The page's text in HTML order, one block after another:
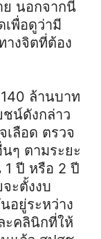
ย นอกจากนี้
เพื่อดูว่ามี
งจิตที่ต้อง
ล้านบาท
น์ดังกล่าว
ลือด ตรวจ
ๆ ตามระยะ
1 ปี หรือ 2 ปี
ะตั้งงบ
อยู่ระหว่าง
ะคลินิกที่ให้